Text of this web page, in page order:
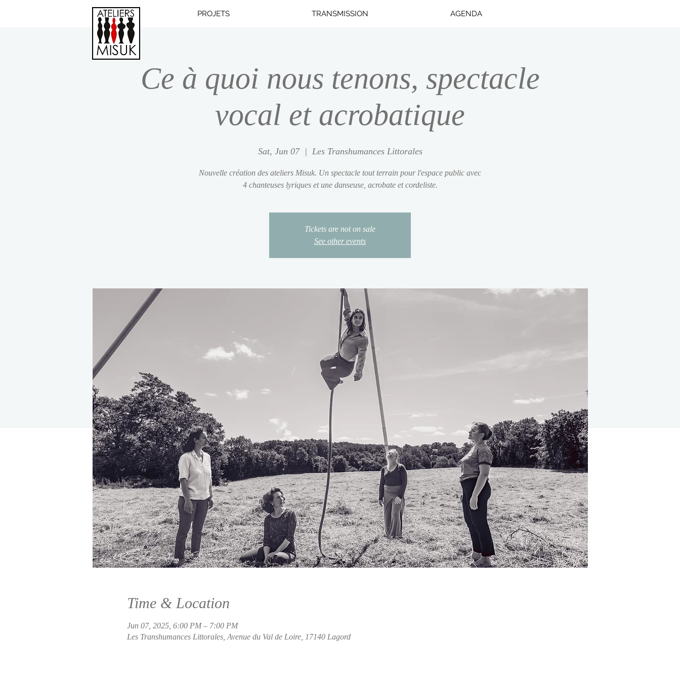
PROJETS TRANSMISSION AGENDA
Ce à quoi nous tenons, spectacle
vocal et acrobatique
Sat, Jun 07
  |
Les Transhumances Littorales
Nouvelle création des ateliers Misuk. Un spectacle tout terrain pour l'espace public avec
4 chanteuses lyriques et une danseuse, acrobate et cordeliste.
Tickets are not on sale
See other events
Time & Location
Jun 07, 2025, 6:00 PM – 7:00 PM
Les Transhumances Littorales, Avenue du Val de Loire, 17140 Lagord